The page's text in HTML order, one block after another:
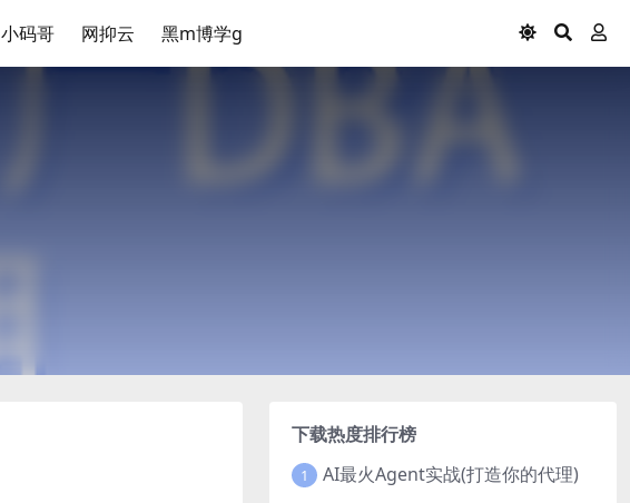
小码哥 网抑云 黑m博学g
下载热度排行榜
1 AI最火Agent实战(打造你的代理)